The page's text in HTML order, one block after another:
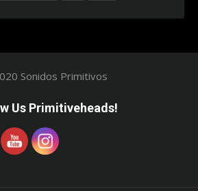
Sonidos Primitivos
Us Primitiveheads!